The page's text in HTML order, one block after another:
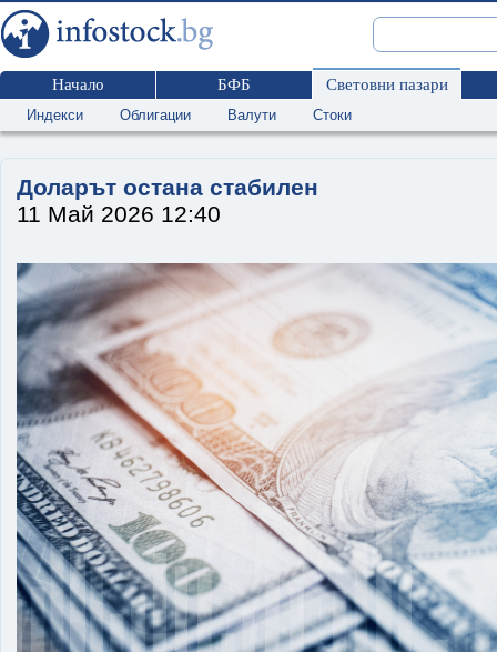
Начало БФБ Световни пазари
Индекси Облигации Валути Стоки
Доларът остана стабилен
11 Май 2026 12:40